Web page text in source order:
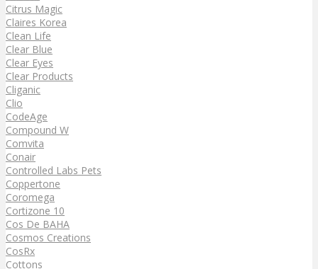
Citrus Magic
Claires Korea
Clean Life
Clear Blue
Clear Eyes
Clear Products
Cliganic
Clio
CodeAge
Compound W
Comvita
Conair
Controlled Labs Pets
Coppertone
Coromega
Cortizone 10
Cos De BAHA
Cosmos Creations
CosRx
Cottons